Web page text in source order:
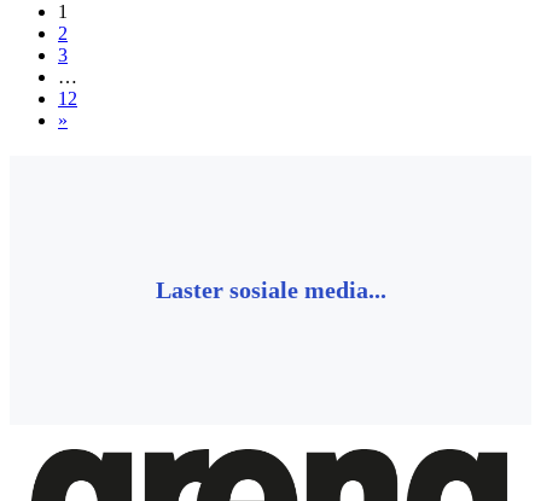
1
2
3
…
12
»
Laster sosiale media...